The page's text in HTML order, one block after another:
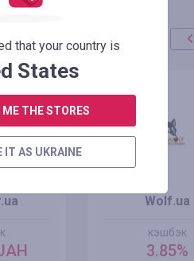
Wolf.ua
кэшбэк
3.85%
that your country is
States
ME THE STORES
IT AS UKRAINE